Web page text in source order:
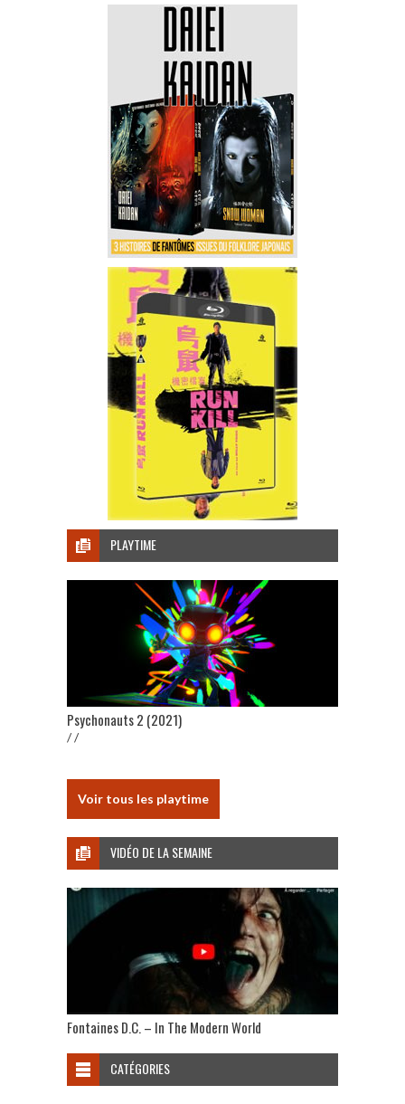
PLAYTIME
Psychonauts 2 (2021)
/ /
Voir tous les playtime
VIDÉO DE LA SEMAINE
Fontaines D.C. – In The Modern World
CATÉGORIES